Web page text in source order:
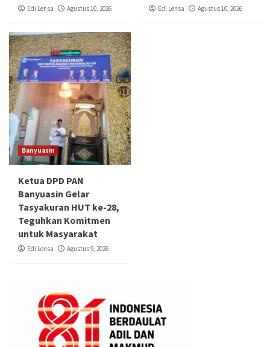
Edi Lensa Agustus 10, 2026 Edi Lensa Agustus 10, 2026
Banyuasin
Ketua DPD PAN
Banyuasin Gelar
Tasyakuran HUT ke-28,
Teguhkan Komitmen
untuk Masyarakat
Edi Lensa Agustus 9, 2026